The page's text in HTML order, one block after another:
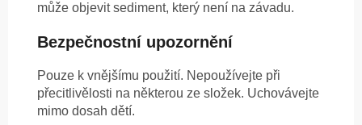
může objevit sediment, který není na závadu.
Bezpečnostní upozornění
Pouze k vnějšímu použití. Nepoužívejte při
přecitlivělosti na některou ze složek. Uchovávejte
mimo dosah dětí.